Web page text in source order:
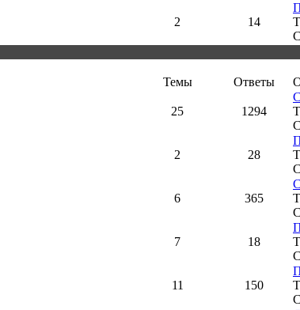
2 14
Темы Ответы
25 1294
2 28
6 365
7 18
11 150